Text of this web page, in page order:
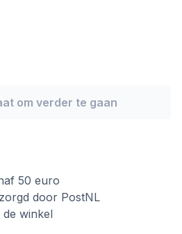
om verder te gaan
50 euro
door PostNL
winkel